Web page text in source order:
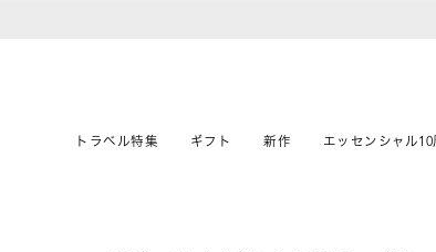
トラベル特集 ギフト 新作 エッセンシャル10